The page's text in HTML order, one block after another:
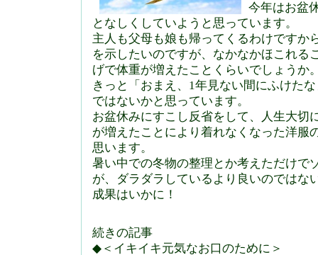
今年はお盆
となしくしていようと思っています。
主人も父母も娘も帰ってくるわけですか
を示したいのですが、なかなかほこれる
げで体重が増えたことくらいでしょうか
きっと「おまえ、1年見ない間にふけた
ではないかと思っています。
お盆休みにすこし反省をして、人生大切
が増えたことにより着れなくなった洋服
思います。
暑い中での冬物の整理とか考えただけで
が、ダラダラしているより良いのではな
成果はいかに！
続きの記事
◆＜イキイキ元気なお口のために＞